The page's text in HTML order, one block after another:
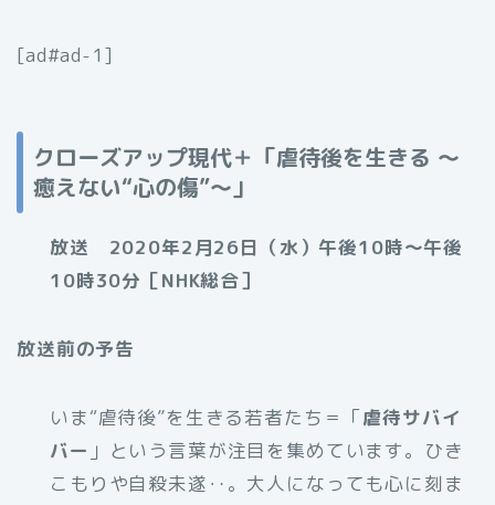
[ad#ad-1]
クローズアップ現代＋「虐待後を生きる ～
癒えない“心の傷”～」
放送 2020年2月26日（水）午後10時～午後
10時30分［NHK総合］
放送前の予告
いま“虐待後”を生きる若者たち＝「虐待サバイ
バー 」という言葉が注目を集めています。ひき
こもりや自殺未遂‥。大人になっても心に刻ま